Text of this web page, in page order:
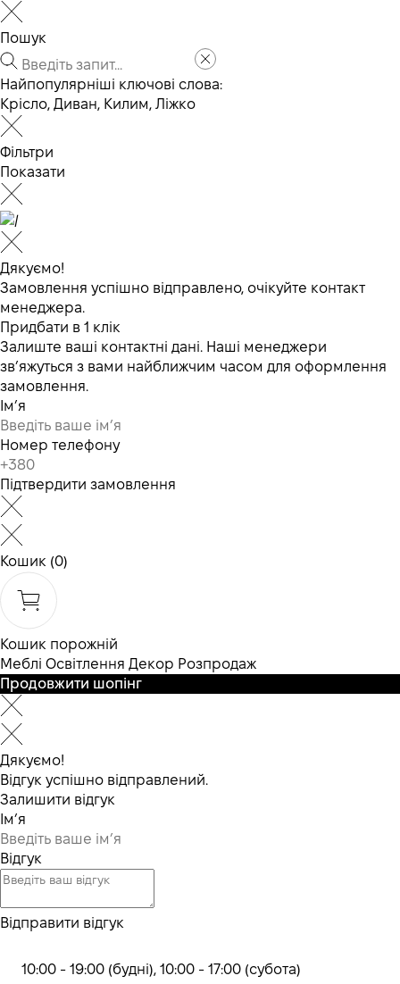
Пошук
Найпопулярніші ключові слова:
Крісло, Диван, Килим, Ліжко
Фільтри
Показати
Дякуємо!
Замовлення успішно відправлено, очікуйте контакт
менеджера.
Придбати в 1 клік
Залиште ваші контактні дані. Наші менеджери
зв’яжуться з вами найближчим часом для оформлення
замовлення.
Ім’я
Номер телефону
Підтвердити замовлення
Кошик (0)
Кошик порожній
Меблі Освітлення Декор Розпродаж
Продовжити шопінг
Дякуємо!
Відгук успішно відправлений.
Залишити відгук
Ім’я
Відгук
Відправити відгук
10:00 - 19:00 (будні), 10:00 - 17:00 (субота)